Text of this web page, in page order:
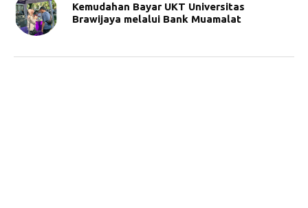
Kemudahan Bayar UKT Universitas
Brawijaya melalui Bank Muamalat